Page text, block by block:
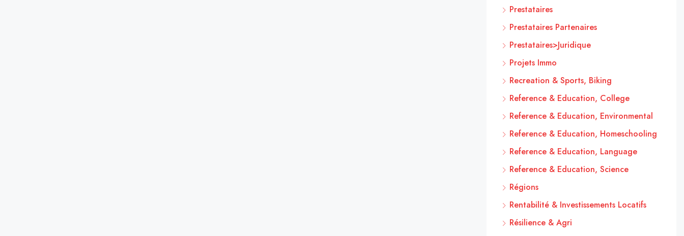
Prestataires
Prestataires Partenaires
Prestataires>Juridique
Projets Immo
Recreation & Sports, Biking
Reference & Education, College
Reference & Education, Environmental
Reference & Education, Homeschooling
Reference & Education, Language
Reference & Education, Science
Régions
Rentabilité & Investissements Locatifs
Résilience & Agri